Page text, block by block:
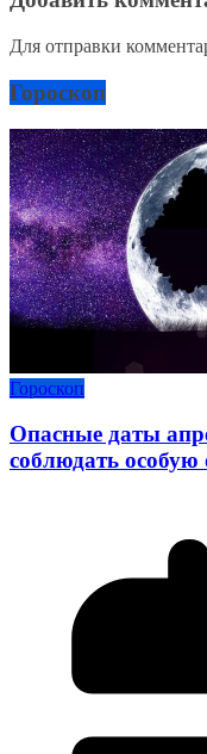
Для отправки
Гороскоп
Гороскоп
Опасные даты
соблюдать особую